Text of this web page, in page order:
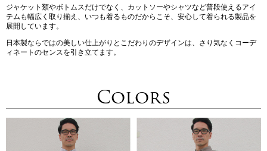
ジャケット類やボトムスだけでなく、カットソーやシャツなど普段使えるアイ
テムも幅広く取り揃え、いつも着るものだからこそ、安心して着られる製品を
展開しています。
日本製ならではの美しい仕上がりとこだわりのデザインは、さり気なくコーデ
ィネートのセンスを引き立てます。
Colors